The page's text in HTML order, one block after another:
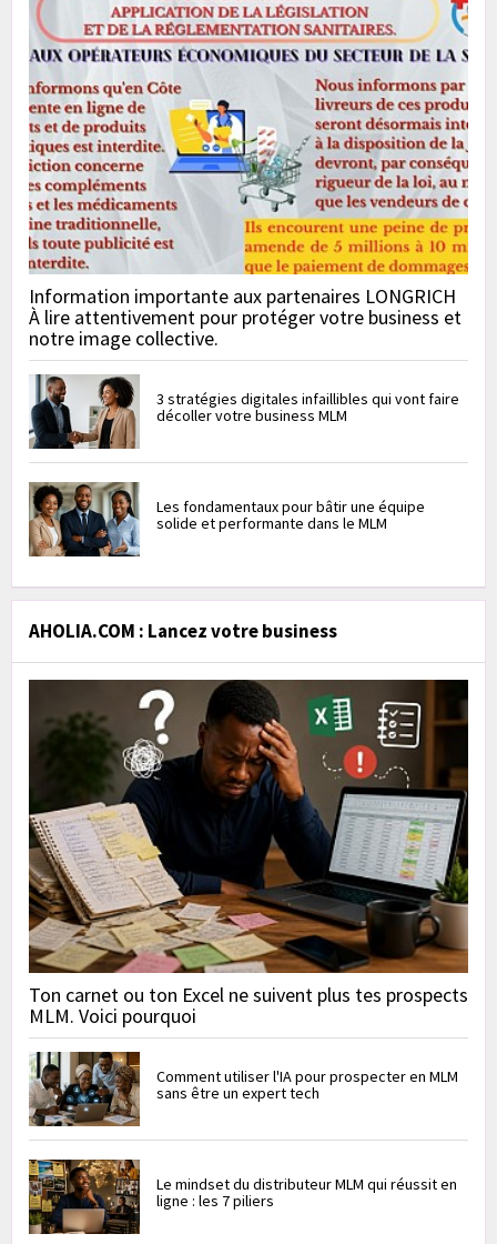
Information importante aux partenaires LONGRICH
À lire attentivement pour protéger votre business et
notre image collective.
3 stratégies digitales infaillibles qui vont faire
décoller votre business MLM
Les fondamentaux pour bâtir une équipe
solide et performante dans le MLM
AHOLIA.COM : Lancez votre business
Ton carnet ou ton Excel ne suivent plus tes prospects
MLM. Voici pourquoi
Comment utiliser l'IA pour prospecter en MLM
sans être un expert tech
Le mindset du distributeur MLM qui réussit en
ligne : les 7 piliers